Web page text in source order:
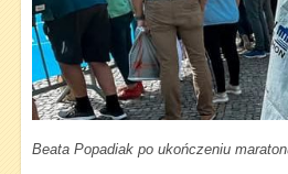
Beata Popadiak po ukończeniu